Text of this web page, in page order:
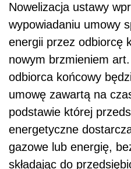
Nowelizacja ustawy
wypowiadaniu umowy
energii przez odbiorcę
nowym brzmieniem
odbiorca końcowy
umowę zawartą na
podstawie której
energetyczne
gazowe lub energię,
składając do